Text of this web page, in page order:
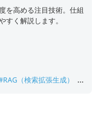
を高める注目技術。仕組
すく解説します。
（検索拡張生成）